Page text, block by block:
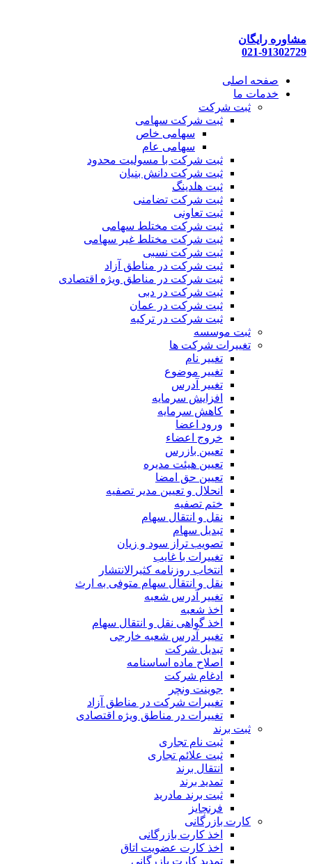
محتوا
مشاوره رایگان
021-91302729
صفحه اصلی
خدمات ما
ثبت شرکت
ثبت شرکت سهامی
سهامی خاص
سهامی عام
ثبت شرکت با مسولیت محدود
ثبت شرکت دانش بنیان
ثبت هلدینگ
ثبت شرکت تضامنی
ثبت تعاونی
ثبت شرکت مختلط سهامی
ثبت شرکت مختلط غیر سهامی
ثبت شرکت نسبی
ثبت شرکت در مناطق آزاد
ثبت شرکت در مناطق ویژه اقتصادی
ثبت شرکت در دبی
ثبت شرکت در عمان
ثبت شرکت در ترکیه
ثبت موسسه
تغییرات شرکت ها
تغییر نام
تغییر موضوع
تغییر آدرس
افزایش سرمایه
کاهش سرمایه
ورود اعضا
خروج اعضاء
تعیین بازرس
تعیین هیئت مدیره
تعیین حق امضا
انحلال و تعیین مدیر تصفیه
ختم تصفیه
نقل و انتقال سهام
تبدیل سهام
تصویب تراز سود و زیان
تغییرات با غایب
انتخاب روزنامه کثیرالانتشار
نقل و انتقال سهام متوفی به ارث
تغییر آدرس شعبه
اخذ شعبه
اخذ گواهی نقل و انتقال سهام
تغییر آدرس شعبه خارجی
تبدیل شرکت
اصلاح ماده اساسنامه
ادغام شرکت
جوینت ونچر
تغییرات شرکت در مناطق آزاد
تغییرات در مناطق ویژه اقتصادی
ثبت برند
ثبت نام تجاری
ثبت علائم تجاری
انتقال برند
تمدید برند
ثبت برند مادرید
فرنچایز
کارت بازرگانی
اخذ کارت بازرگانی
اخذ کارت عضویت اتاق
تمدید کارت بازرگانی